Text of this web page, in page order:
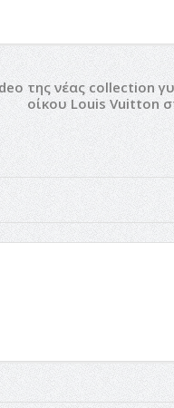
της νέας collection
οίκου Louis Vuitton